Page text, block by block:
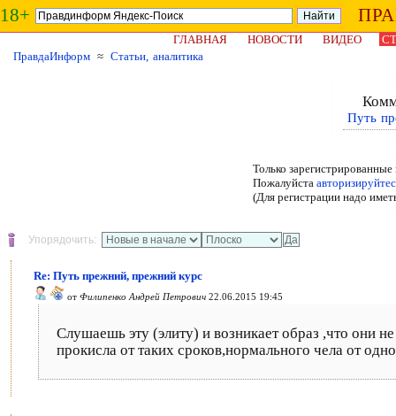
18+
ГЛАВНАЯ НОВОСТИ ВИДЕО
ПравдаИнформ ≈ Статьи, аналитика
Путь
Только
Пожалуйста
(Для регистрации надо
Упорядочить:
Re: Путь прежний, прежний курс
от Филипенко Андрей Петрович 22.06.2015 19:45
Слушаешь эту (элиту) и возникает образ ,что они
прокисла от таких сроков,нормального чела от